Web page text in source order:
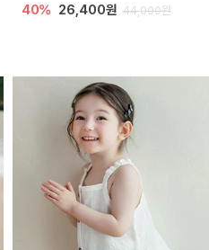
40% 26,400원 44,000원